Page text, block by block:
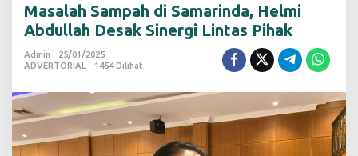
s
a
l
a
m
p
Masalah Sampah di Samarinda, Helmi
Abdullah Desak Sinergi Lintas Pihak
Admin
25/01/2025
ADVERTORIAL
1454 Dilihat